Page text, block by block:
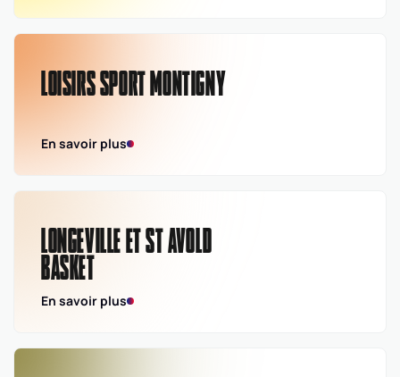
LOISIRS SPORT MONTIGNY
En savoir plus
LONGEVILLE ET ST AVOLD
BASKET
En savoir plus